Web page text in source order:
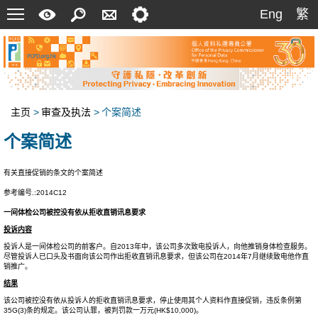
菜
单
速
指
南
索
络
我
定
Eng
繁
繁
主页 > 审查及执法 >个案简述
个案简述
有关直接促销的条文的个案简述
参考编号.:2014C12
一间体检公司被控没有依从拒收直销讯息要求
投诉内容
投诉人是一间体检公司的前客户。自2013年中，该公司多次致电投诉人，向他推销身体检查服务。
尽管投诉人已口头及书面向该公司作出拒收直销讯息要求，但该公司在2014年7月继续致电他作直
销推广。
结果
该公司被控没有依从投诉人的拒收直销讯息要求，停止使用其个人资料作直接促销，违反条例第
35G(3)条的规定。该公司认罪，被判罚款一万元(HK$10,000)。